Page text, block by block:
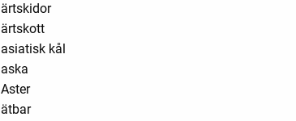
ärtskidor
ärtskott
asiatisk kål
aska
Aster
ätbar